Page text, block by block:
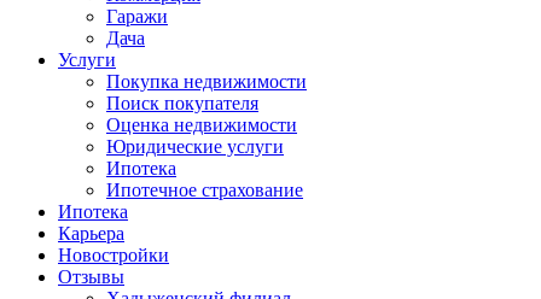
Гаражи
Дача
Услуги
Покупка недвижимости
Поиск покупателя
Оценка недвижимости
Юридические услуги
Ипотека
Ипотечное страхование
Ипотека
Карьера
Новостройки
Отзывы